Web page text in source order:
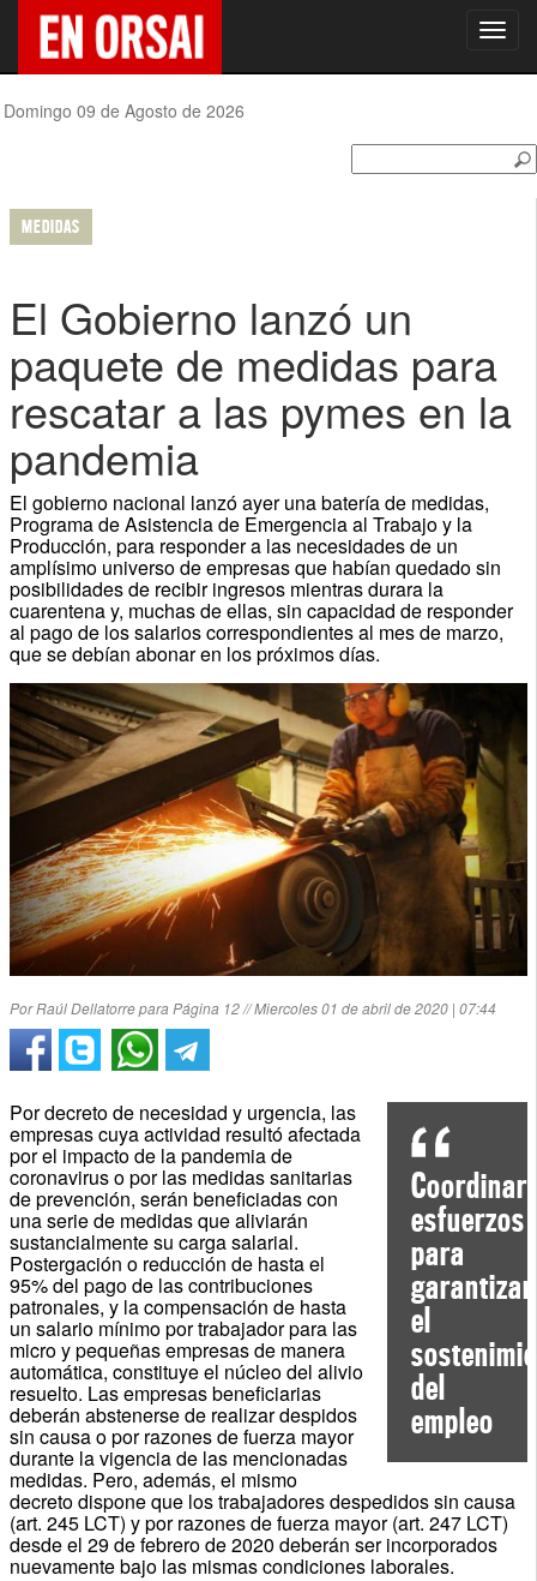
Domingo 09 de Agosto de 2026
MEDIDAS
El Gobierno lanzó un
paquete de medidas para
rescatar a las pymes en la
pandemia
El gobierno nacional lanzó ayer una batería de medidas,
Programa de Asistencia de Emergencia al Trabajo y la
Producción, para responder a las necesidades de un
amplísimo universo de empresas que habían quedado sin
posibilidades de recibir ingresos mientras durara la
cuarentena y, muchas de ellas, sin capacidad de responder
al pago de los salarios correspondientes al mes de marzo,
que se debían abonar en los próximos días.
Por Raúl Dellatorre para Página 12 // Miercoles 01 de abril de 2020 | 07:44
Coordinar
esfuerzos
para
garantizar
el
del
empleo
Por decreto de necesidad y urgencia, las
empresas cuya actividad resultó afectada
por el impacto de la pandemia de
coronavirus o por las medidas sanitarias
de prevención, serán beneficiadas con
una serie de medidas que aliviarán
sustancialmente su carga salarial.
Postergación o reducción de hasta el
95% del pago de las contribuciones
patronales, y la compensación de hasta
un salario mínimo por trabajador para las
micro y pequeñas empresas de manera
automática, constituye el núcleo del alivio
resuelto. Las empresas beneficiarias
deberán abstenerse de realizar despidos
sin causa o por razones de fuerza mayor
durante la vigencia de las mencionadas
medidas. Pero, además, el mismo
decreto dispone que los trabajadores despedidos sin causa
(art. 245 LCT) y por razones de fuerza mayor (art. 247 LCT)
desde el 29 de febrero de 2020 deberán ser incorporados
nuevamente bajo las mismas condiciones laborales.